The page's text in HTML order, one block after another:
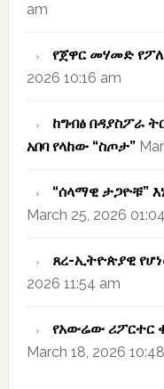
am
የጀዋር መሃመድ
2026 10:16 am
ከግብፅ በዳያስፖራ
አበባ የላከው “ስጦታ”
“ሰላማዊ ታጋዮቹ”
March 25, 2026
ጸረ-ኢትዮጵያዊ
2026 11:54 am
የአውሬው ሪፖርተር
March 18, 2026